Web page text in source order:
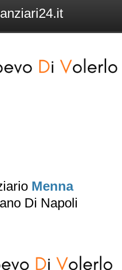
Menna
Di Napoli